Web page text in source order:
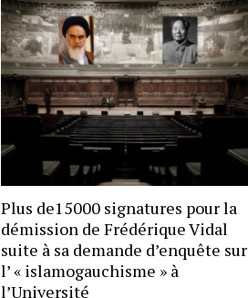
Plus de15000 signatures pour la
démission de Frédérique Vidal
suite à sa demande d’enquête sur
l’ « islamogauchisme » à
l’Université